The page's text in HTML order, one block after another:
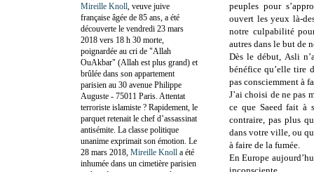
peuples pour
ouvert les yeux là-
notre culpabilité
autres dans le but de
Dès le début, Asli
bénéfice qu’elle tire
pas consciemment à
J’ai choisi de ne pas
ce que Saeed fait à
contraire, pas plus
dans votre ville, ou
à faire de la fumée.
En Europe
Mireille Knoll , veuve juive
française âgée de 85 ans, a été
découverte le vendredi 23 mars
2018 vers 18 h 30 morte,
poignardée au cri de "Allah
OuAkbar" (Allah est plus grand) et
brûlée dans son appartement
parisien au 30 avenue Philippe
Auguste - 75011 Paris. Attentat
terroriste islamiste ? Rapidement, le
parquet retenait le chef d’assassinat
antisémite. La classe politique
unanime exprimait son émotion. Le
28 mars 2018, Mireille Knoll a été
inhumée dans un cimetière parisien